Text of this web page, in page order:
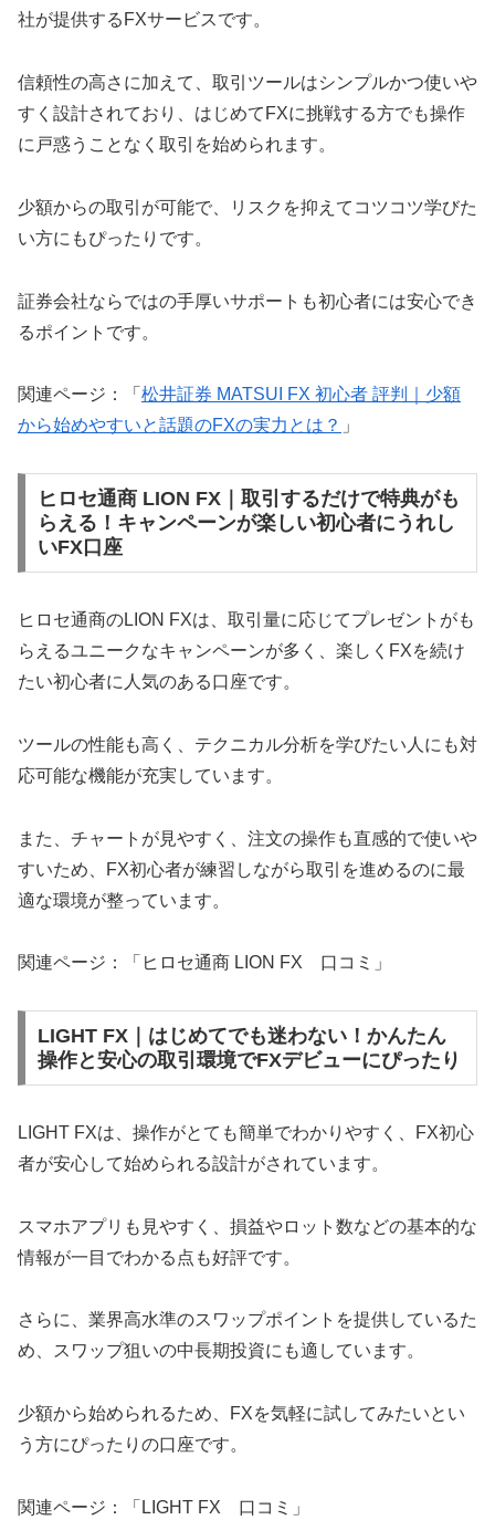
社が提供するFXサービスです。
信頼性の高さに加えて、取引ツールはシンプルかつ使いや
すく設計されており、はじめてFXに挑戦する方でも操作
に戸惑うことなく取引を始められます。
少額からの取引が可能で、リスクを抑えてコツコツ学びた
い方にもぴったりです。
証券会社ならではの手厚いサポートも初心者には安心でき
るポイントです。
関連ページ：「 松井証券 MATSUI FX 初心者 評判｜少額
から始めやすいと話題のFXの実力とは？ 」
ヒロセ通商 LION FX｜取引するだけで特典がも
らえる！キャンペーンが楽しい初心者にうれし
いFX口座
ヒロセ通商のLION FXは、取引量に応じてプレゼントがも
らえるユニークなキャンペーンが多く、楽しくFXを続け
たい初心者に人気のある口座です。
ツールの性能も高く、テクニカル分析を学びたい人にも対
応可能な機能が充実しています。
また、チャートが見やすく、注文の操作も直感的で使いや
すいため、FX初心者が練習しながら取引を進めるのに最
適な環境が整っています。
関連ページ：「ヒロセ通商 LION FX 口コミ」
LIGHT FX｜はじめてでも迷わない！かんたん
操作と安心の取引環境でFXデビューにぴったり
LIGHT FXは、操作がとても簡単でわかりやすく、FX初心
者が安心して始められる設計がされています。
スマホアプリも見やすく、損益やロット数などの基本的な
情報が一目でわかる点も好評です。
さらに、業界高水準のスワップポイントを提供しているた
め、スワップ狙いの中長期投資にも適しています。
少額から始められるため、FXを気軽に試してみたいとい
う方にぴったりの口座です。
関連ページ：「LIGHT FX 口コミ」